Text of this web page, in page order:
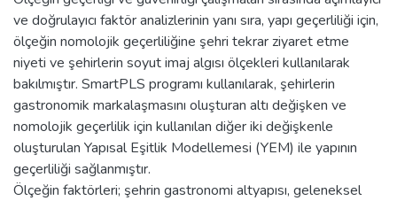
ve doğrulayıcı faktör analizlerinin yanı sıra, yapı geçerliliği için,
ölçeğin nomolojik geçerliliğine şehri tekrar ziyaret etme
niyeti ve şehirlerin soyut imaj algısı ölçekleri kullanılarak
bakılmıştır. SmartPLS programı kullanılarak, şehirlerin
gastronomik markalaşmasını oluşturan altı değişken ve
nomolojik geçerlilik için kullanılan diğer iki değişkenle
oluşturulan Yapısal Eşitlik Modellemesi (YEM) ile yapının
geçerliliği sağlanmıştır.
Ölçeğin faktörleri; şehrin gastronomi altyapısı, geleneksel